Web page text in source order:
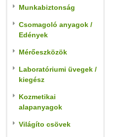
Munkabiztonság
Csomagoló anyagok /
Edények
Mérőeszközök
Laboratóriumi üvegek /
kiegész
Kozmetikai
alapanyagok
Világíto csövek